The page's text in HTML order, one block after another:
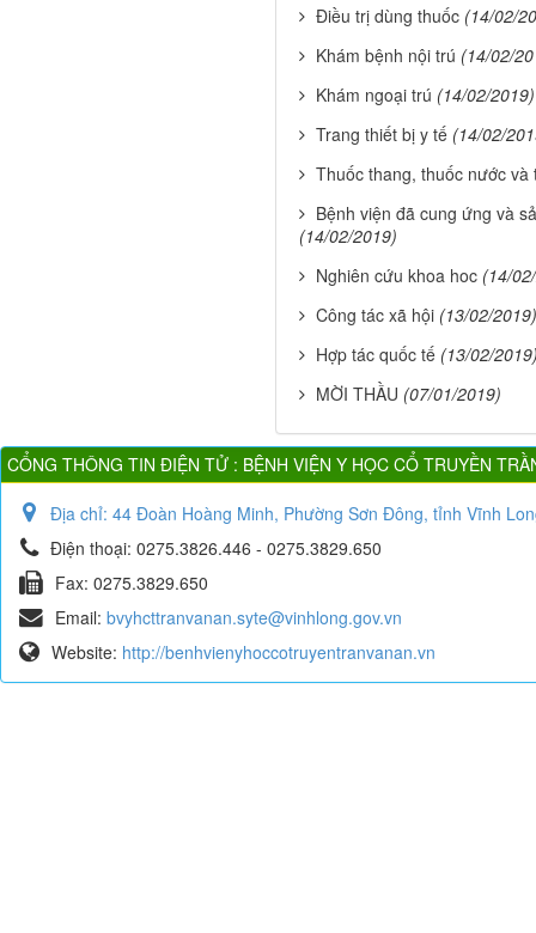
Điều trị dùng thuốc (14/02/
Khám bệnh nội trú (14/02/
Khám ngoại trú (14/02/2019)
Trang thiết bị y tế (14/02/
Thuốc thang, thuốc nước và
Bệnh viện đã cung ứng và
(14/02/2019)
Nghiên cứu khoa hoc (14/
Công tác xã hội (13/02/2019)
Hợp tác quốc tế (13/02/
MỜI THẦU (07/01/2019)
CỔNG THÔNG TIN ĐIỆN TỬ : BỆNH VIỆN Y HỌC CỔ TRUYỀN
Địa chỉ: 44 Đoàn Hoàng Minh, Phường Sơn Đông, tỉnh Vĩnh
Điện thoại: 0275.3826.446 - 0275.3829.650
Fax: 0275.3829.650
Email: bvyhcttranvanan.syte@vinhlong.gov.vn
Website: http://benhvienyhoccotruyentranvanan.vn